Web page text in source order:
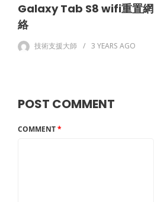
Galaxy Tab S8 wifi重置網
絡
技術支援大師 3 YEARS AGO
POST COMMENT
COMMENT*